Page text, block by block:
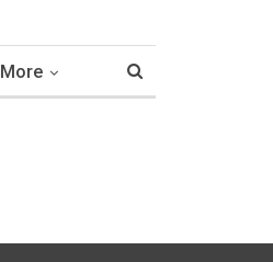
More